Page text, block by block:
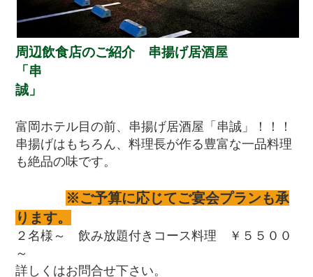
周辺飲食店のご紹介 串揚げ居酒屋
「串
富岡ホテル目の前、串揚げ居酒屋「串誠」！！！
串揚げはもちろん、料理長が作る豊富な一品料理
も絶品の味です。
※ご予算に応じてご宴会プランも承
ります。
２名様～ 飲み放題付きコース料理 ￥５５００
～
詳しくはお問合せ下さい。